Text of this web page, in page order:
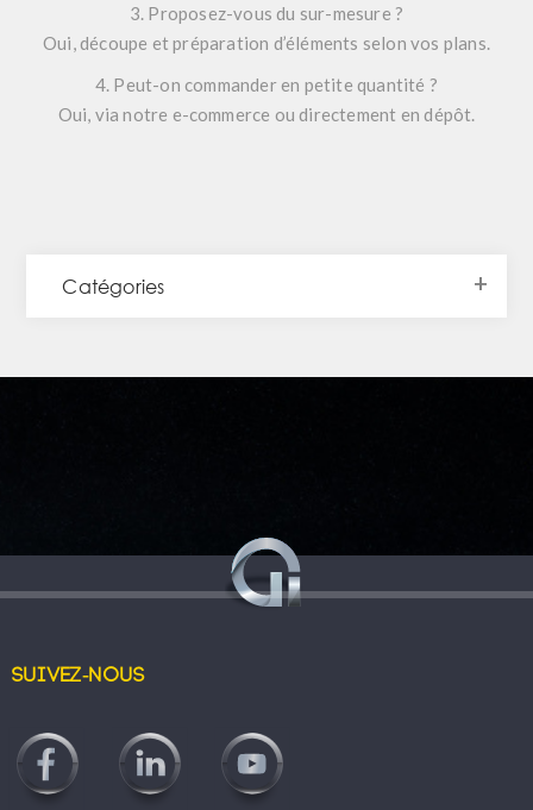
3. Proposez-vous du sur-mesure ?
Oui, découpe et préparation d’éléments selon vos plans.
4. Peut-on commander en petite quantité ?
Oui, via notre e-commerce ou directement en dépôt.
Catégories
Suivez-nous